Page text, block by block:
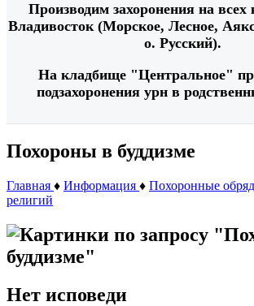
Производим захоронения на всех
Владивосток (Морское, Лесное,
о. Русский).
На кладбище "Центральное"
подзахоронения урн в
Похороны в буддизме
Главная ♦ Информация ♦ Похоронные
религий
Нет исповеди